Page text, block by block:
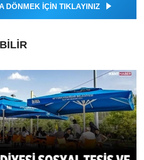
DÖNMEK İÇİN TIKLAYINIZ